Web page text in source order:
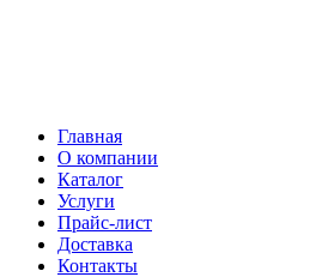
Главная
О компании
Каталог
Услуги
Прайс-лист
Доставка
Контакты